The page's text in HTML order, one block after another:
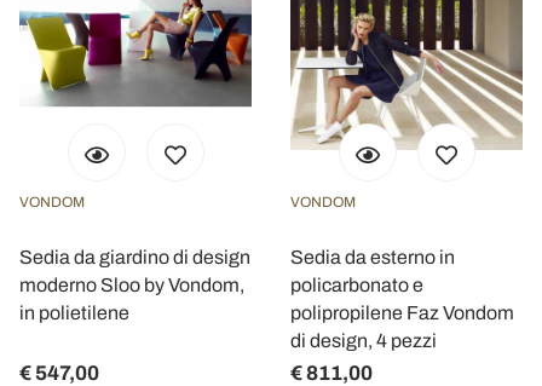
VONDOM
Sedia da giardino di design
moderno Sloo by Vondom,
in polietilene
€ 547,00
VONDOM
Sedia da esterno in
policarbonato e
polipropilene Faz Vondom
di design, 4 pezzi
€ 811,00